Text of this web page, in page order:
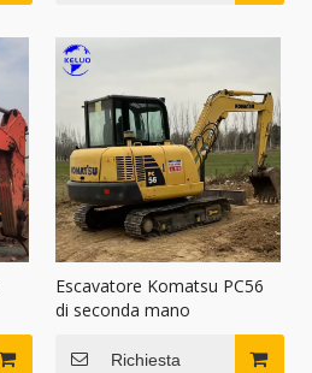
Escavatore Komatsu PC56
di seconda mano
Richiesta